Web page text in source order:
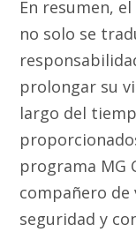
En resumen,
no solo se
prolongar su
largo del
programa MG
compañero
seguridad y